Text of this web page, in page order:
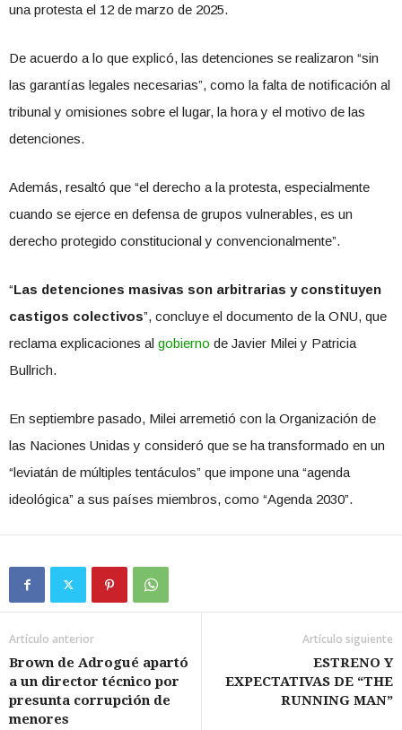
una protesta el 12 de marzo de 2025.
De acuerdo a lo que explicó, las detenciones se realizaron “sin
las garantías legales necesarias”, como la falta de notificación al
tribunal y omisiones sobre el lugar, la hora y el motivo de las
detenciones.
Además, resaltó que “el derecho a la protesta, especialmente
cuando se ejerce en defensa de grupos vulnerables, es un
derecho protegido constitucional y convencionalmente”.
“Las detenciones masivas son arbitrarias y constituyen
castigos colectivos”, concluye el documento de la ONU, que
reclama explicaciones al gobierno de Javier Milei y Patricia
Bullrich.
En septiembre pasado, Milei arremetió con la Organización de
las Naciones Unidas y consideró que se ha transformado en un
“leviatán de múltiples tentáculos” que impone una “agenda
ideológica” a sus países miembros, como “Agenda 2030”.
Artículo anterior
Brown de Adrogué apartó
a un director técnico por
presunta corrupción de
menores
Artículo siguiente
ESTRENO Y
EXPECTATIVAS DE “THE
RUNNING MAN”